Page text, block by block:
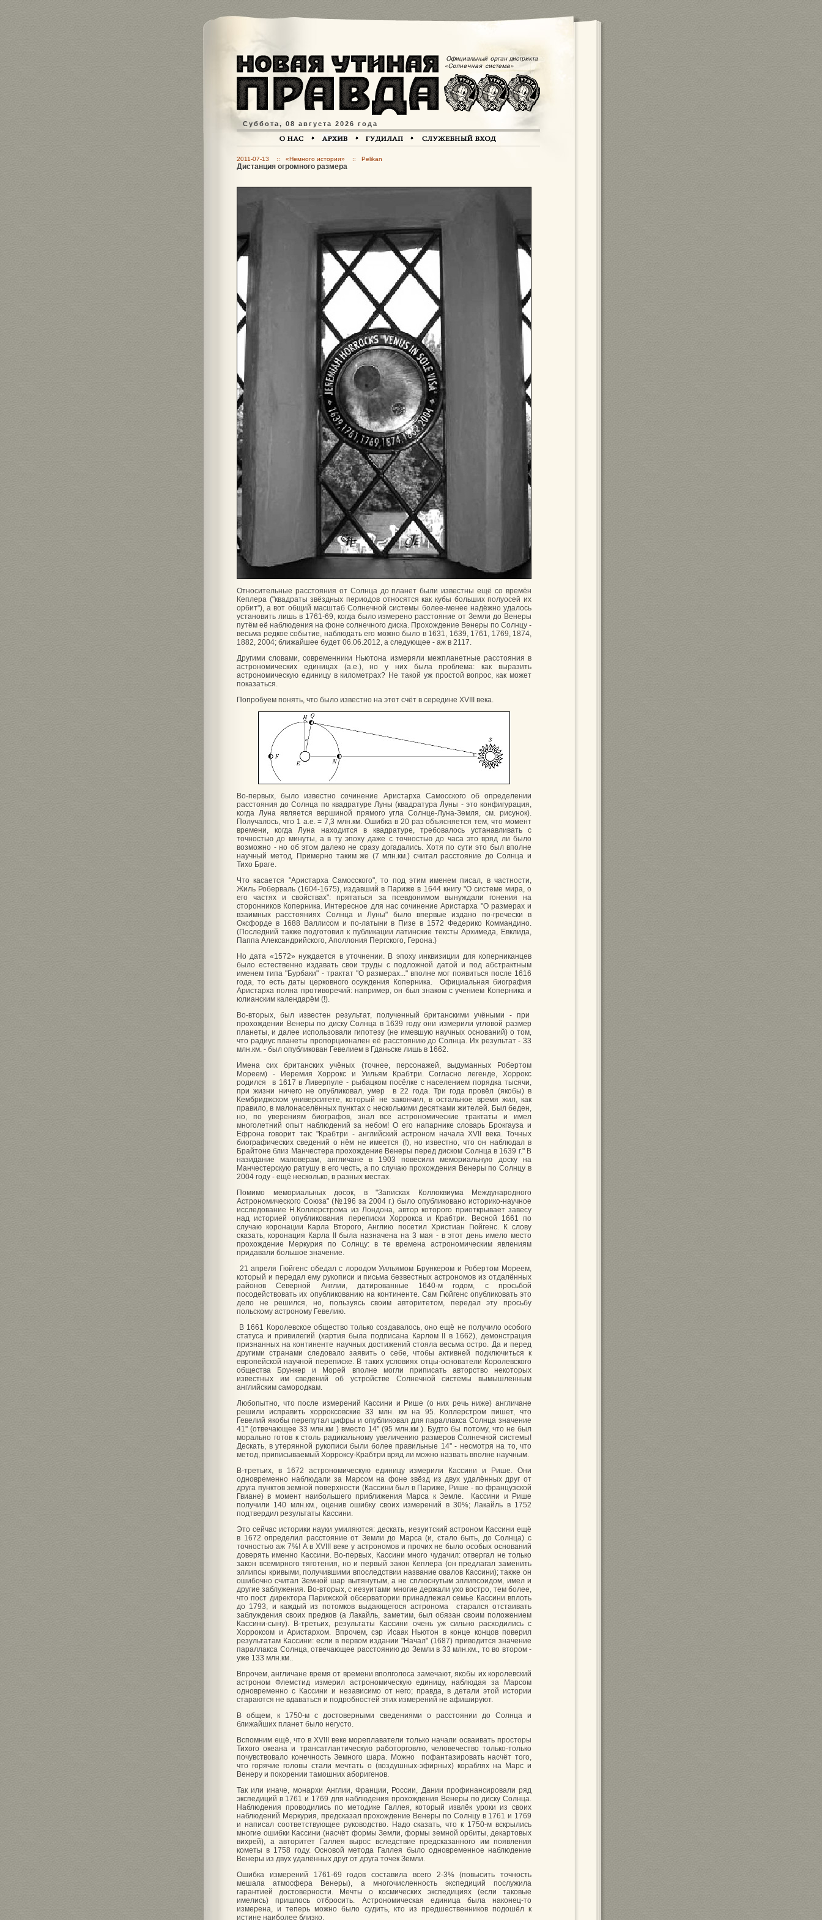
Суббота, 08 августа 2026 года
2011-07-13 :: «Немного истории» :: Pelikan
Дистанция огромного размера
Относительные расстояния от Солнца до планет были известны ещё со времён
Кеплера ("квадраты звёздных периодов относятся как кубы больших полуосей их
орбит"), а вот общий масштаб Солнечной системы более-менее надёжно удалось
установить лишь в 1761-69, когда было измерено расстояние от Земли до Венеры
путём её наблюдения на фоне солнечного диска. Прохождение Венеры по Солнцу -
весьма редкое событие, наблюдать его можно было в 1631, 1639, 1761, 1769, 1874,
1882, 2004; ближайшее будет 06.06.2012, а следующее - аж в 2117.
Другими словами, современники Ньютона измеряли межпланетные расстояния в
астрономических единицах (а.е.), но у них была проблема: как выразить
астрономическую единицу в километрах? Не такой уж простой вопрос, как может
показаться.
Попробуем понять, что было известно на этот счёт в середине XVIII века.
Во-первых, было известно сочинение Аристарха Самосского об определении
расстояния до Солнца по квадратуре Луны (квадратура Луны - это конфигурация,
когда Луна является вершиной прямого угла Солнце-Луна-Земля, см. рисунок).
Получалось, что 1 а.е. = 7,3 млн.км. Ошибка в 20 раз объясняется тем, что момент
времени, когда Луна находится в квадратуре, требовалось устанавливать с
точностью до минуты, а в ту эпоху даже с точностью до часа это вряд ли было
возможно - но об этом далеко не сразу догадались. Хотя по сути это был вполне
научный метод. Примерно таким же (7 млн.км.) считал расстояние до Солнца и
Тихо Браге.
Что касается "Аристарха Самосского", то под этим именем писал, в частности,
Жиль Роберваль (1604-1675), издавший в Париже в 1644 книгу "О системе мира, о
его частях и свойствах": прятаться за псевдонимом вынуждали гонения на
сторонников Коперника. Интересное для нас сочинение Аристарха "О размерах и
взаимных расстояниях Солнца и Луны" было впервые издано по-гречески в
Оксфорде в 1688 Валлисом и по-латыни в Пизе в 1572 Федерико Коммандино.
(Последний также подготовил к публикации латинские тексты Архимеда, Евклида,
Паппа Александрийского, Аполлония Пергского, Герона.)
Но дата «1572» нуждается в уточнении. В эпоху инквизиции для коперниканцев
было естественно издавать свои труды с подложной датой и под абстрактным
именем типа "Бурбаки" - трактат "О размерах..." вполне мог появиться после 1616
года, то есть даты церковного осуждения Коперника. Официальная биография
Аристарха полна противоречий: например, он был знаком с учением Коперника и
юлианским календарём (!).
Во-вторых, был известен результат, полученный британскими учёными - при
прохождении Венеры по диску Солнца в 1639 году они измерили угловой размер
планеты, и далее использовали гипотезу (не имевшую научных оснований) о том,
что радиус планеты пропорционален её расстоянию до Солнца. Их результат - 33
млн.км. - был опубликован Гевелием в Гданьске лишь в 1662.
Имена сих британских учёных (точнее, персонажей, выдуманных Робертом
Мореем) - Иеремия Хоррокс и Уильям Крабтри. Согласно легенде, Хоррокс
родился в 1617 в Ливерпуле - рыбацком посёлке с населением порядка тысячи,
при жизни ничего не опубликовал, умер в 22 года. Три года провёл (якобы) в
Кембриджском университете, который не закончил, в остальное время жил, как
правило, в малонаселённых пунктах с несколькими десятками жителей. Был беден,
но, по уверениям биографов, знал все астрономические трактаты и имел
многолетний опыт наблюдений за небом! О его напарнике словарь Брокгауза и
Ефрона говорит так: "Крабтри - английский астроном начала XVII века. Точных
биографических сведений о нём не имеется (!), но известно, что он наблюдал в
Брайтоне близ Манчестера прохождение Венеры перед диском Солнца в 1639 г." В
назидание маловерам, англичане в 1903 повесили мемориальную доску на
Манчестерскую ратушу в его честь, а по случаю прохождения Венеры по Солнцу в
2004 году - ещё несколько, в разных местах.
Помимо мемориальных досок, в "Записках Коллоквиума Международного
Астрономического Союза" (№196 за 2004 г.) было опубликовано историко-научное
исследование Н.Коллерстрома из Лондона, автор которого приоткрывает завесу
над историей опубликования переписки Хоррокса и Крабтри. Весной 1661 по
случаю коронации Карла Второго, Англию посетил Христиан Гюйгенс. К слову
сказать, коронация Карла II была назначена на 3 мая - в этот день имело место
прохождение Меркурия по Солнцу: в те времена астрономическим явлениям
придавали большое значение.
21 апреля Гюйгенс обедал с лородом Уильямом Брункером и Робертом Мореем,
который и передал ему рукописи и письма безвестных астрономов из отдалённых
районов Северной Англии, датированные 1640-м годом, с просьбой
посодействовать их опубликованию на континенте. Сам Гюйгенс опубликовать это
дело не решился, но, пользуясь своим авторитетом, передал эту просьбу
польскому астроному Гевелию.
В 1661 Королевское общество только создавалось, оно ещё не получило особого
статуса и привилегий (хартия была подписана Карлом II в 1662), демонстрация
признанных на континенте научных достижений стояла весьма остро. Да и перед
другими странами следовало заявить о себе, чтобы активней подключиться к
европейской научной переписке. В таких условиях отцы-основатели Королевского
общества Брункер и Морей вполне могли приписать авторство некоторых
известных им сведений об устройстве Солнечной системы вымышленным
английским самородкам.
Любопытно, что после измерений Кассини и Рише (о них речь ниже) англичане
решили исправить хорроксовские 33 млн. км на 95. Коллерстром пишет, что
Гевелий якобы перепутал цифры и опубликовал для параллакса Солнца значение
41'' (отвечающее 33 млн.км ) вместо 14'' (95 млн.км ). Будто бы потому, что не был
морально готов к столь радикальному увеличению размеров Солнечной системы!
Дескать, в утерянной рукописи были более правильные 14'' - несмотря на то, что
метод, приписываемый Хорроксу-Крабтри вряд ли можно назвать вполне научным.
В-третьих, в 1672 астрономическую единицу измерили Кассини и Рише. Они
одновременно наблюдали за Марсом на фоне звёзд из двух удалённых друг от
друга пунктов земной поверхности (Кассини был в Париже, Рише - во французской
Гвиане) в момент наибольшего приближения Марса к Земле. Кассини и Рише
получили 140 млн.км., оценив ошибку своих измерений в 30%; Лакайль в 1752
подтвердил результаты Кассини.
Это сейчас историки науки умиляются: дескать, иезуитский астроном Кассини ещё
в 1672 определил расстояние от Земли до Марса (и, стало быть, до Солнца) с
точностью аж 7%! А в XVIII веке у астрономов и прочих не было особых оснований
доверять именно Кассини. Во-первых, Кассини много чудачил: отвергал не только
закон всемирного тяготения, но и первый закон Кеплера (он предлагал заменить
эллипсы кривыми, получившими впоследствии название овалов Кассини); также он
ошибочно считал Земной шар вытянутым, а не сплюснутым эллипсоидом, имел и
другие заблужения. Во-вторых, с иезуитами многие держали ухо востро, тем более,
что пост директора Парижской обсерватории принадлежал семье Кассини вплоть
до 1793, и каждый из потомков выдающегося астронома старался отстаивать
заблуждения своих предков (а Лакайль, заметим, был обязан своим положением
Кассини-сыну). В-третьих, результаты Кассини очень уж сильно расходились с
Хорроксом и Аристархом. Впрочем, сэр Исаак Ньютон в конце концов поверил
результатам Кассини: если в первом издании "Начал" (1687) приводится значение
параллакса Солнца, отвечающее расстоянию до Земли в 33 млн.км., то во втором -
уже 133 млн.км..
Впрочем, англичане время от времени вполголоса замечают, якобы их королевский
астроном Флемстид измерил астрономическую единицу, наблюдая за Марсом
одновременно с Кассини и независимо от него; правда, в детали этой истории
стараются не вдаваться и подробностей этих измерений не афишируют.
В общем, к 1750-м с достоверными сведениями о расстоянии до Солнца и
ближайших планет было негусто.
Вспомним ещё, что в XVIII веке мореплаватели только начали осваивать просторы
Тихого океана и трансатлантическую работорговлю, человечество только-только
почувствовало конечность Земного шара. Можно пофантазировать насчёт того,
что горячие головы стали мечтать о (воздушных-эфирных) кораблях на Марс и
Венеру и покорении тамошних аборигенов.
Так или иначе, монархи Англии, Франции, России, Дании профинансировали ряд
экспедиций в 1761 и 1769 для наблюдения прохождения Венеры по диску Солнца.
Наблюдения проводились по методике Галлея, который извлёк уроки из своих
наблюдений Меркурия, предсказал прохождение Венеры по Солнцу в 1761 и 1769
и написал соответствующее руководство. Надо сказать, что к 1750-м вскрылись
многие ошибки Кассини (насчёт формы Земли, формы земной орбиты, декартовых
вихрей), а авторитет Галлея вырос вследствие предсказанного им появления
кометы в 1758 году. Основой метода Галлея было одновременное наблюдение
Венеры из двух удалённых друг от друга точек Земли.
Ошибка измерений 1761-69 годов составила всего 2-3% (повысить точность
мешала атмосфера Венеры), а многочисленность экспедиций послужила
гарантией достоверности. Мечты о космических экспедициях (если таковые
имелись) пришлось отбросить. Астрономическая единица была наконец-то
измерена, и теперь можно было судить, кто из предшественников подошёл к
истине наиболее близко.